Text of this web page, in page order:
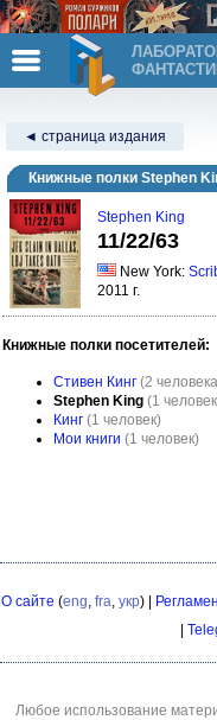
◄ страница издания
Книжные полки Stephen
Stephen King
11/22/63
New York:
2011 г.
Книжные полки посетителей:
Стивен Кинг (2
Stephen King (1
Кинг (1 человек)
Мои книги (1 человек)
О сайте (eng, fra, укр) |
Любое использование